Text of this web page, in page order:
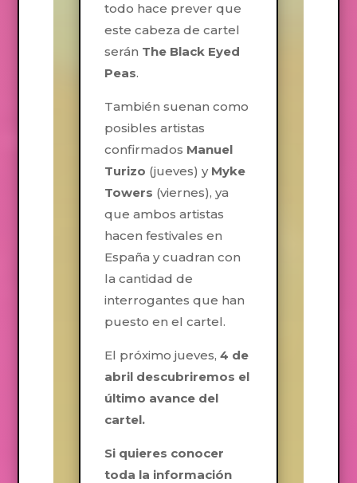
todo hace prever que
este cabeza de cartel
serán The Black Eyed
Peas.
También suenan como
posibles artistas
confirmados Manuel
Turizo (jueves) y Myke
Towers (viernes), ya
que ambos artistas
hacen festivales en
España y cuadran con
la cantidad de
interrogantes que han
puesto en el cartel.
El próximo jueves, 4 de
abril descubriremos el
último avance del
cartel.
Si quieres conocer
toda la información